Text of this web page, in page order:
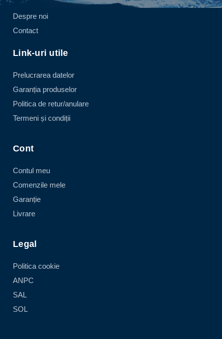
Despre noi
Contact
Link-uri utile
Prelucrarea datelor
Garanția produselor
Politica de retur/anulare
Termeni și condiții
Cont
Contul meu
Comenzile mele
Garanție
Livrare
Legal
Politica cookie
ANPC
SAL
SOL